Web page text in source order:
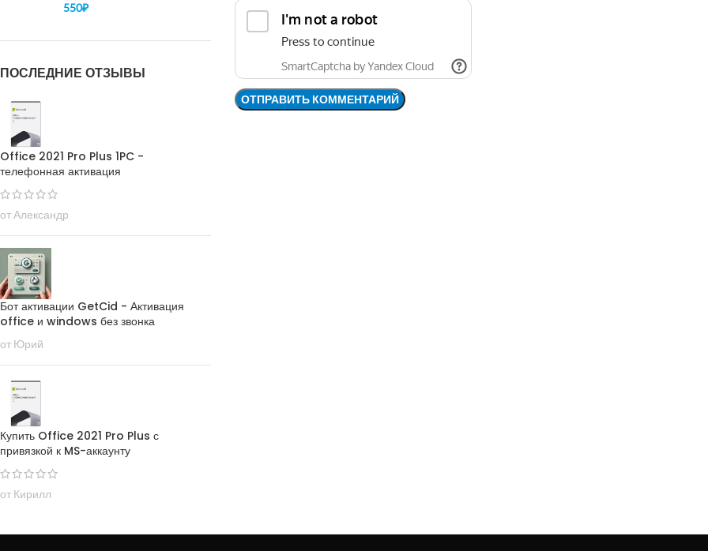
550₽
ПОСЛЕДНИЕ ОТЗЫВЫ
Office 2021 Pro Plus 1PC -
телефонная активация
от Александр
Бот активации GetCid - Активация
office и windows без звонка
от Юрий
Купить Office 2021 Pro Plus с
привязкой к MS-аккаунту
от Кирилл